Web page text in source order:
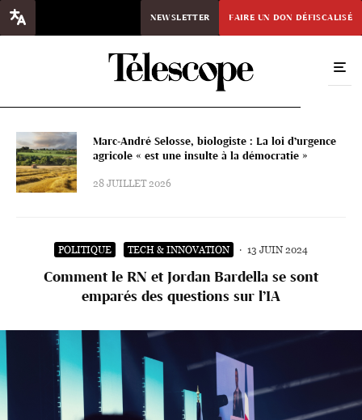
NEWSLETTER FAIRE UN DON DÉFISCALISÉ
Marc-André Selosse, biologiste : La loi d’urgence
agricole « est une insulte à la démocratie »
28 JUILLET 2026
POLITIQUE TECH & INNOVATION · 13 JUIN 2024
Comment le RN et Jordan Bardella se sont
emparés des questions sur l’IA